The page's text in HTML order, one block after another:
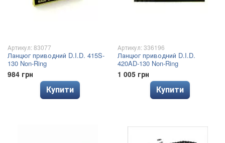
Артикул: 83077
Ланцюг приводний D.I.D. 415S-
130 Non-Ring
984 грн
Купити
Артикул: 336196
Ланцюг приводний D.I.D.
420AD-130 Non-Ring
1 005 грн
Купити